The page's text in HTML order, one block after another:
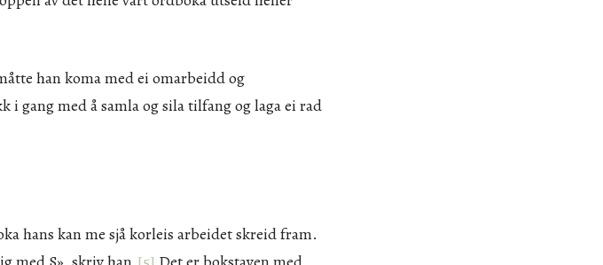
han koma med ei omarbeidd og
i gang med å samla og sila tilfang og laga ei rad
hans kan me sjå korleis arbeidet skreid fram.